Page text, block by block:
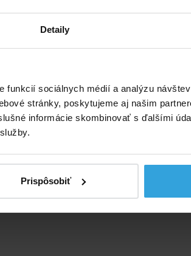
Detaily
funkcií sociálnych médií a analýzu
stránky, poskytujeme aj našim
informácie skombinovať s ďalšími
Prispôsobiť
zelené podľa aktuálnej skladovej